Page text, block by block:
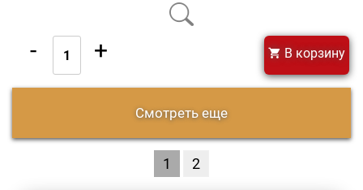
- + В корзину
Смотреть еще
1 2